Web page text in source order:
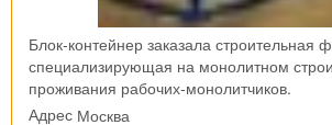
Блок-контейнер заказала строительная
специализирующая на монолитном
проживания рабочих-монолитчиков.
Адрес Москва